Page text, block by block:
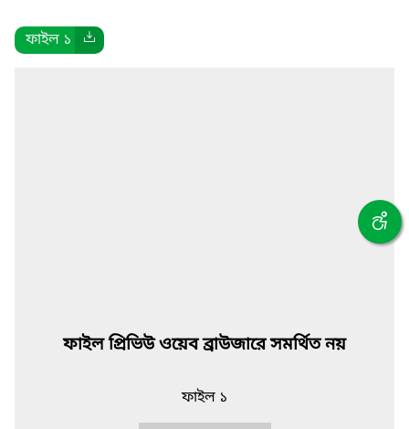
ফাইল ১
ফাইল প্রিভিউ ওয়েব ব্রাউজারে সমর্থিত নয়
ফাইল ১